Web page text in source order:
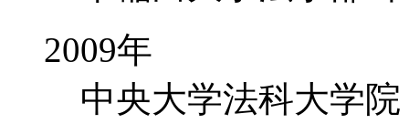
2009年
中央大学法科大学